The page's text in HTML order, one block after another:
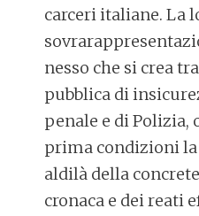
carceri italiane. La
nesso che si crea
pubblica di
penale e di Polizia,
prima condizioni la
aldilà della
cronaca e dei reati